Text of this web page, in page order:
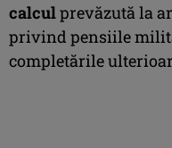
calculprevăzută la
privind pensiile
completările